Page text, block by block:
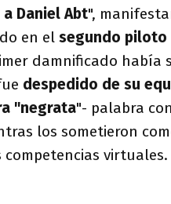
Daniel Abt",
en el segundo piloto
damnificado había
despedido de su
"negrata"- palabra
los sometieron
virtuales.